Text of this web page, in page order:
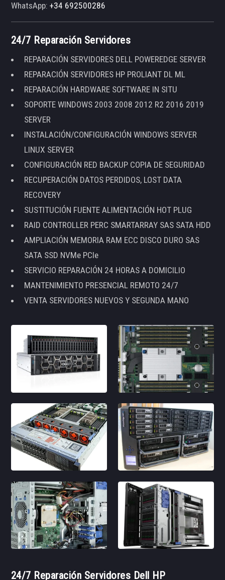
WhatsApp:+34 692500286
24/7 Reparación Servidores
REPARACIÓN SERVIDORES DELL POWEREDGE SERVER
REPARACIÓN SERVIDORES HP PROLIANT DL ML
REPARACIÓN HARDWARE SOFTWARE IN SITU
SOPORTE WINDOWS 2003 2008 2012 R2 2016 2019
SERVER
INSTALACIÓN/CONFIGURACIÓN WINDOWS SERVER
LINUX SERVER
CONFIGURACIÓN RED BACKUP COPIA DE SEGURIDAD
RECUPERACIÓN DATOS PERDIDOS, LOST DATA
RECOVERY
SUSTITUCIÓN FUENTE ALIMENTACIÓN HOT PLUG
RAID CONTROLLER PERC SMARTARRAY SAS SATA HDD
AMPLIACIÓN MEMORIA RAM ECC DISCO DURO SAS
SATA SSD NVMe PCIe
SERVICIO REPARACIÓN 24 HORAS A DOMICILIO
MANTENIMIENTO PRESENCIAL REMOTO 24/7
VENTA SERVIDORES NUEVOS Y SEGUNDA MANO
24/7 Reparación Servidores Dell HP